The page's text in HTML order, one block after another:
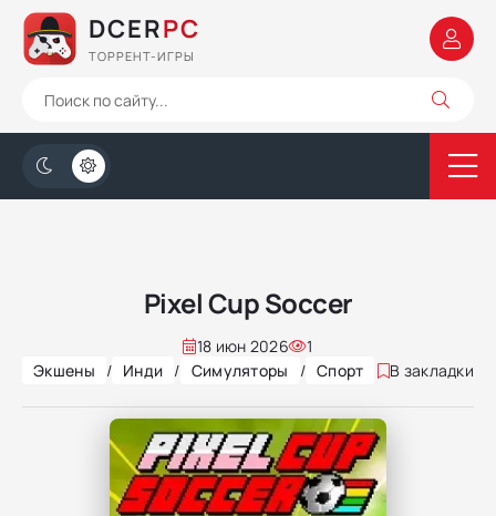
DCERPC
ТОРРЕНТ-ИГРЫ
Pixel Cup Soccer
18 июн 2026
1
Экшены
/ Инди / Симуляторы / Спорт В закладки